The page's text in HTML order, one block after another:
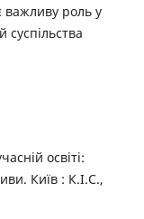
важливу роль у
суспільства
освіті:
Київ : К.І.С.,